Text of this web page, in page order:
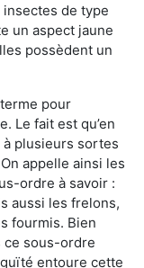
de type
un aspect jaune
possèdent un
pour
Le fait est qu’en
à plusieurs sortes
appelle ainsi les
ordre à savoir :
aussi les frelons,
fourmis. Bien
ce sous-ordre
entoure cette